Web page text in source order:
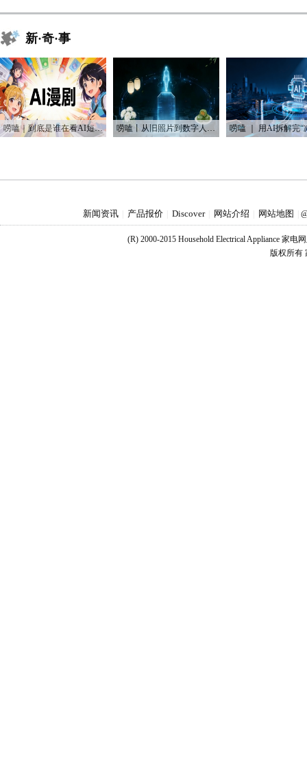
新·奇·事
唠嗑｜到底是谁在看AI短剧？！ 唠嗑丨从旧照片到数字人：AI如何“复活”我们的思念
新闻资讯 产品报价 Discover 网站介绍 网站地图
(R) 2000-2015 Household Electrical Appliance 家电
版权所有